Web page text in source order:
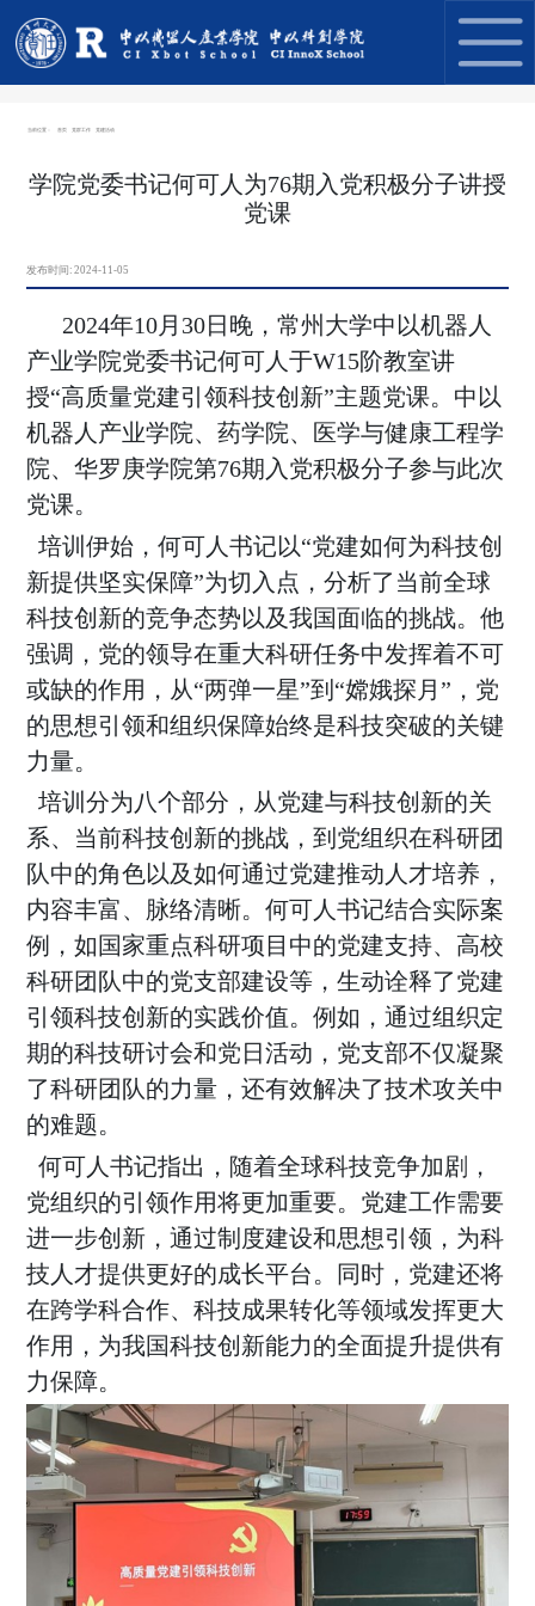
当前位置： 首页 党群工作 党建活动
学院党委书记何可人为76期入党积极分子讲授
党课
发布时间: 2024-11-05
2024年10月 30日晚，常州大学中以机器人
产业学院党委书记何可人于W15阶教室讲
授“高质量党建引领科技创新”主题党课。中以
机器人产业学院、药学院、医学与健康工程学
院、华罗庚学院第76期入党积极分子参与此次
党课。
培训伊始，何可人书记以“党建如何为科技创
新提供坚实保障”为切入点，分析了当前全球
科技创新的竞争态势以及我国面临的挑战。他
强调，党的领导在重大科研任务中发挥着不可
或缺的作用，从“两弹一星”到“嫦娥探月”，党
的思想引领和组织保障始终是科技突破的关键
力量。
培训分为八个部分，从党建与科技创新的关
系、当前科技创新的挑战，到党组织在科研团
队中的角色以及如何通过党建推动人才培养，
内容丰富、脉络清晰。何可人书记结合实际案
例，如国家重点科研项目中的党建支持、高校
科研团队中的党支部建设等，生动诠释了党建
引领科技创新的实践价值。例如，通过组织定
期的科技研讨会和党日活动，党支部不仅凝聚
了科研团队的力量，还有效解决了技术攻关中
的难题。
何可人书记指出，随着全球科技竞争加剧，
党组织的引领作用将更加重要。党建工作需要
进一步创新，通过制度建设和思想引领，为科
技人才提供更好的成长平台。同时，党建还将
在跨学科合作、科技成果转化等领域发挥更大
作用，为我国科技创新能力的全面提升提供有
力保障。